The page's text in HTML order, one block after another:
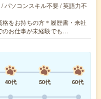
パソコンスキル不要 / 英語力不
をお持ちの方＊履歴書・来社
のお仕事が未経験でも…
40代 50代
60代